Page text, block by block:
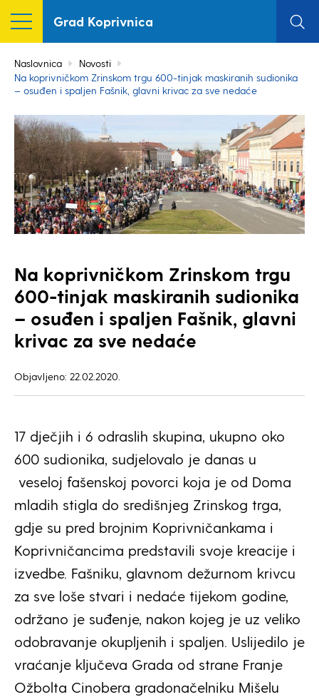
Grad Koprivnica
Naslovnica
Novosti
Na koprivničkom Zrinskom trgu 600-tinjak maskiranih sudionika
– osuđen i spaljen Fašnik, glavni krivac za sve nedaće
Na koprivničkom Zrinskom trgu
600-tinjak maskiranih sudionika
– osuđen i spaljen Fašnik, glavni
krivac za sve nedaće
Objavljeno: 22.02.2020.
17 dječjih i 6 odraslih skupina, ukupno oko
600 sudionika, sudjelovalo je danas u
veseloj fašenskoj povorci koja je od Doma
mladih stigla do središnjeg Zrinskog trga,
gdje su pred brojnim Koprivničankama i
Koprivničancima predstavili svoje kreacije i
izvedbe. Fašniku, glavnom dežurnom krivcu
za sve loše stvari i nedaće tijekom godine,
održano je suđenje, nakon kojeg je uz veliko
odobravanje okupljenih i spaljen. Uslijedilo je
vraćanje ključeva Grada od strane Franje
Ožbolta Cinobera gradonačelniku Mišelu